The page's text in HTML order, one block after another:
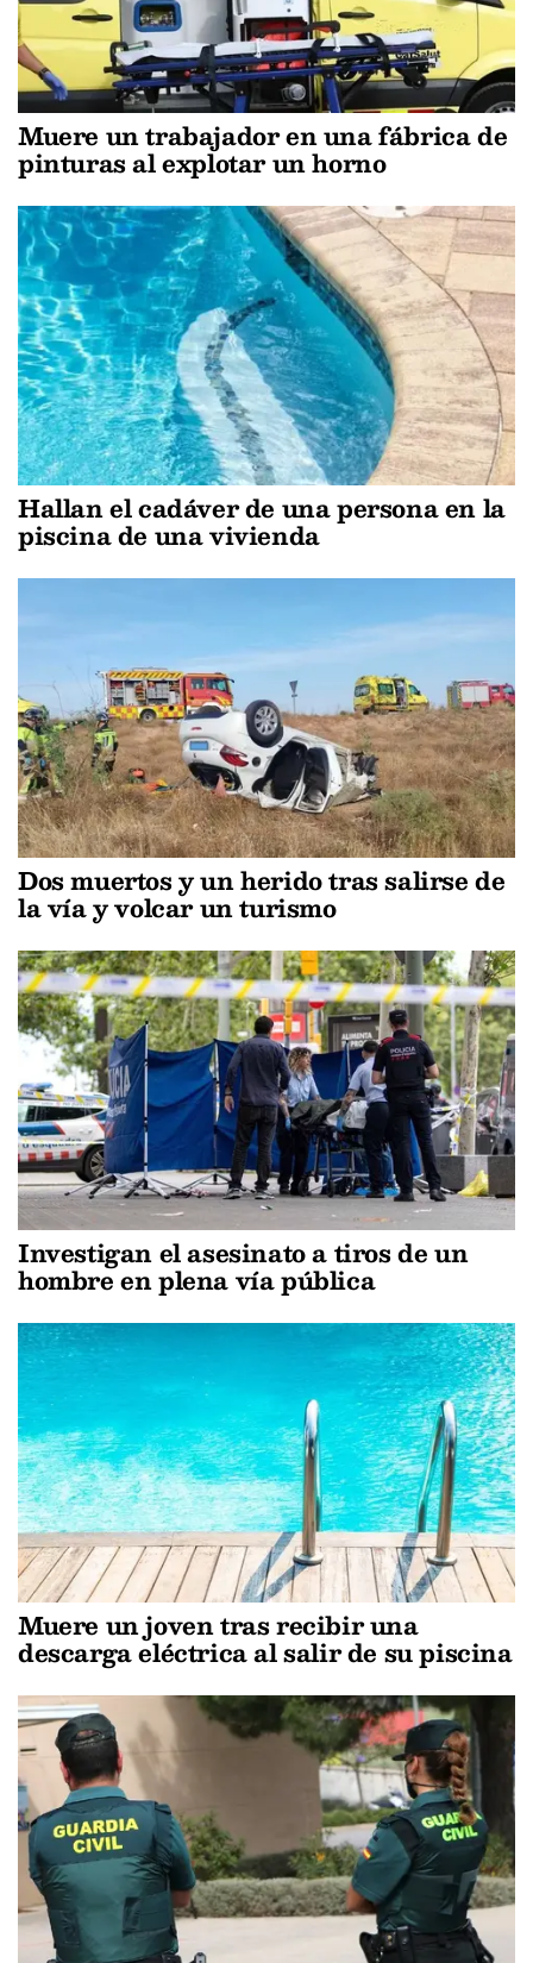
Muere un trabajador en una fábrica de
pinturas al explotar un horno
Hallan el cadáver de una persona en la
piscina de una vivienda
Dos muertos y un herido tras salirse de
la vía y volcar un turismo
Investigan el asesinato a tiros de un
hombre en plena vía pública
Muere un joven tras recibir una
descarga eléctrica al salir de su piscina